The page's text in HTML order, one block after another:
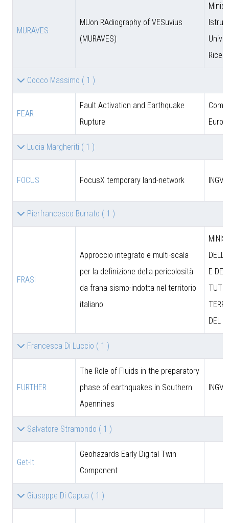
MURAVES
MUon RAdiography of VESuvius
(MURAVES)
Cocco Massimo ( 1 )
FEAR
Fault Activation and Earthquake
Rupture
Lucia Margheriti ( 1 )
FOCUS FocusX temporary land-network INGV
Pierfrancesco Burrato ( 1 )
FRASI
Approccio integrato e multi-scala
per la definizione della pericolosità
da frana sismo-indotta nel territorio
italiano
E
DEL
Francesca Di Luccio ( 1 )
FURTHER
The Role of Fluids in the preparatory
phase of earthquakes in Southern
Apennines
INGV
Salvatore Stramondo ( 1 )
Get-It
Geohazards Early Digital Twin
Component
Giuseppe Di Capua ( 1 )